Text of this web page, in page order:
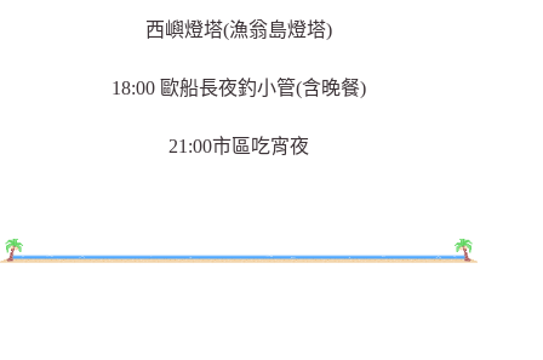
西嶼燈塔(漁翁島燈塔)
18:00 歐船長夜釣小管(含晚餐)
21:00市區吃宵夜